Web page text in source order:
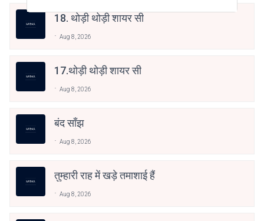
18. थोड़ी थोड़ी शायर सी
Aug 8, 2026
17.थोड़ी थोड़ी शायर सी
Aug 8, 2026
बंद साँझ
Aug 8, 2026
तुम्हारी राह में खड़े तमाशाई हैं
Aug 8, 2026